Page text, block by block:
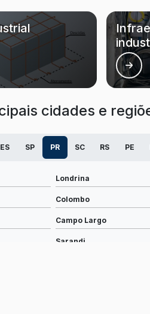
cidades e
ES SP PR SC RS PE
Londrina
Colombo
Campo Largo
Sarandi